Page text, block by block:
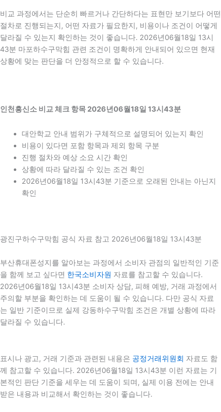
비교 과정에서는 단순히 빠르거나 간단하다는 표현만 보기보다 어떤
절차로 진행되는지, 어떤 자료가 필요한지, 비용이나 조건이 어떻게
달라질 수 있는지 확인하는 것이 좋습니다. 2026년06월18일 13시
43분 마포하수구막힘 관련 조건이 명확하게 안내되어 있으면 현재
상황에 맞는 판단을 더 안정적으로 할 수 있습니다.
인천흥신소 비교 체크 항목 2026년06월18일 13시43분
대안학교 안내 범위가 구체적으로 설명되어 있는지 확인
비용이 있다면 포함 항목과 제외 항목 구분
진행 절차와 예상 소요 시간 확인
상황에 따라 달라질 수 있는 조건 확인
2026년06월18일 13시43분 기준으로 오래된 안내는 아닌지
확인
광진구하수구막힘 공식 자료 참고 2026년06월18일 13시43분
부산휴대폰성지를 알아보는 과정에서 소비자 관점의 일반적인 기준
을 함께 보고 싶다면 한국소비자원 자료를 참고할 수 있습니다.
2026년06월18일 13시43분 소비자 상담, 피해 예방, 거래 과정에서
주의할 부분을 확인하는 데 도움이 될 수 있습니다. 다만 공식 자료
는 일반 기준이므로 실제 강동하수구막힘 조건은 개별 상황에 따라
달라질 수 있습니다.
표시나 광고, 거래 기준과 관련된 내용은 공정거래위원회 자료도 함
께 참고할 수 있습니다. 2026년06월18일 13시43분 이런 자료는 기
본적인 판단 기준을 세우는 데 도움이 되며, 실제 이용 전에는 안내
받은 내용과 비교해서 확인하는 것이 좋습니다.